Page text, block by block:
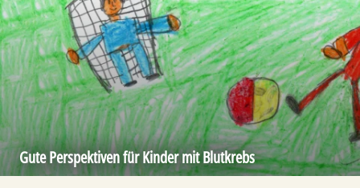
Gute Perspektiven für Kinder mit Blutkrebs